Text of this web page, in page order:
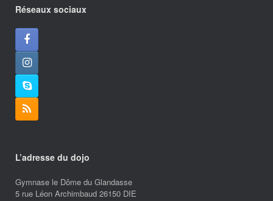
Réseaux sociaux
L’adresse du dojo
Gymnase le Dôme du Glandasse
5 rue Léon Archimbaud 26150 DIE